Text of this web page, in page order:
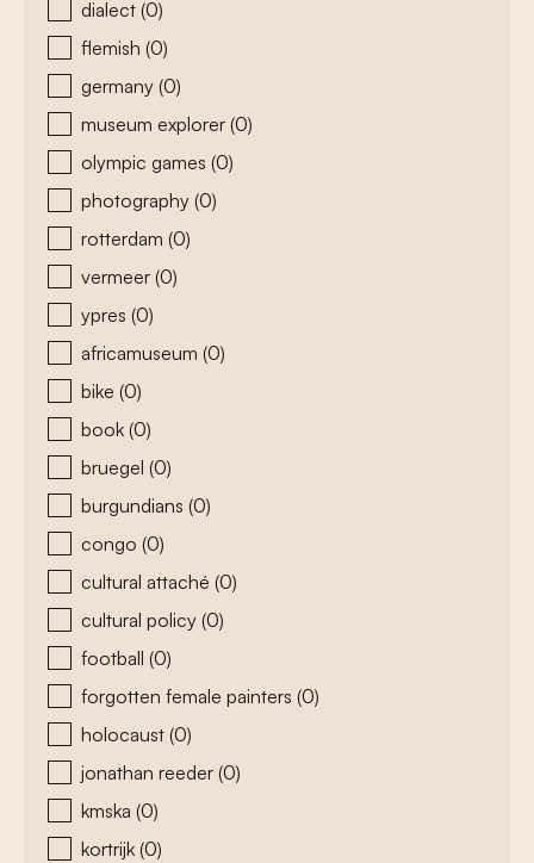
dialect (0)
flemish (0)
germany (0)
museum explorer (0)
olympic games (0)
photography (0)
rotterdam (0)
vermeer (0)
ypres (0)
africamuseum (0)
bike (0)
book (0)
bruegel (0)
burgundians (0)
congo (0)
cultural attaché (0)
cultural policy (0)
football (0)
forgotten female painters (0)
holocaust (0)
jonathan reeder (0)
kmska (0)
kortrijk (0)